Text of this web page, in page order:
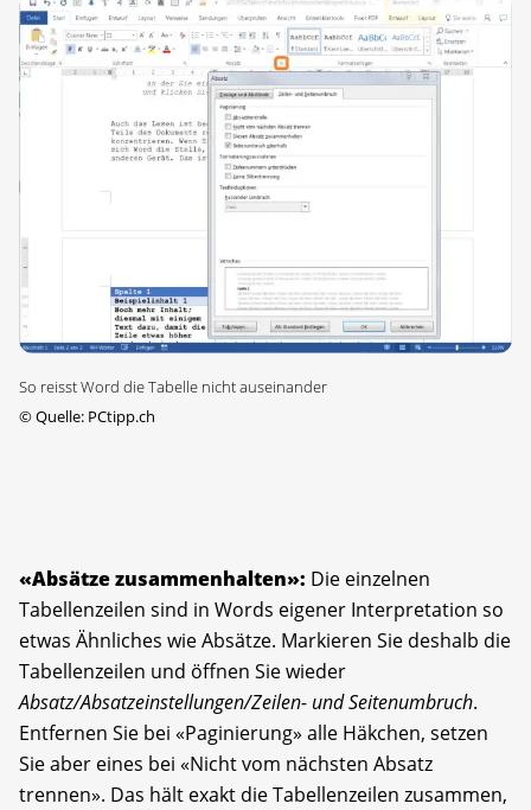
So reisst Word die Tabelle nicht auseinander
©Quelle: PCtipp.ch
«Absätze zusammenhalten»: Die einzelnen
Tabellenzeilen sind in Words eigener Interpretation so
etwas Ähnliches wie Absätze. Markieren Sie deshalb die
Tabellenzeilen und öffnen Sie wieder
Absatz/Absatzeinstellungen/Zeilen- und Seitenumbruch.
Entfernen Sie bei «Paginierung» alle Häkchen, setzen
Sie aber eines bei «Nicht vom nächsten Absatz
trennen». Das hält exakt die Tabellenzeilen zusammen,